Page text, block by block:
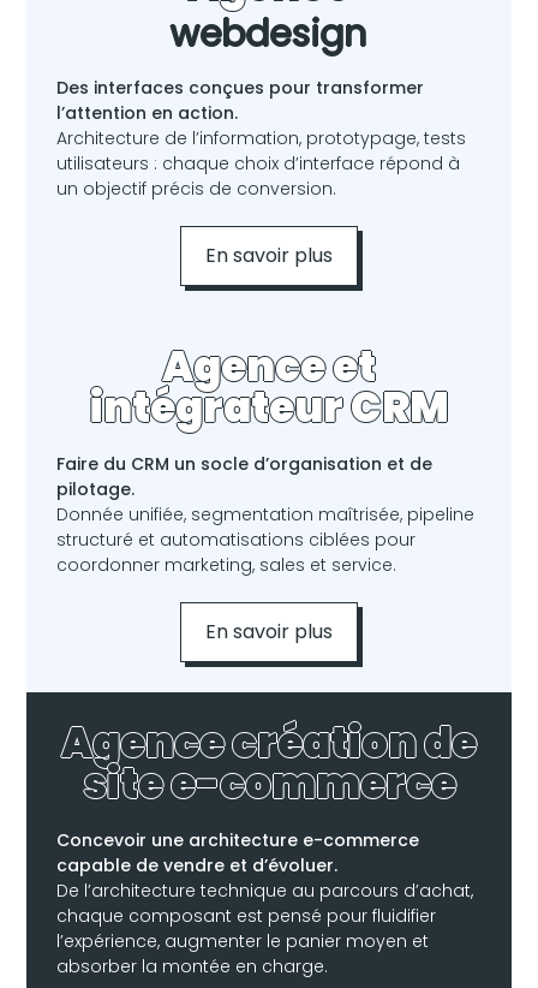
webdesign
Des interfaces conçues pour transformer
l’attention en action.
Architecture de l’information, prototypage, tests
utilisateurs : chaque choix d’interface répond à
un objectif précis de conversion.
En savoir plus
Agence et
intégrateur CRM
Faire du CRM un socle d’organisation et de
pilotage.
Donnée unifiée, segmentation maîtrisée, pipeline
structuré et automatisations ciblées pour
coordonner marketing, sales et service.
En savoir plus
Agence création de
site e-commerce
Concevoir une architecture e-commerce
capable de vendre et d’évoluer.
De l’architecture technique au parcours d’achat,
chaque composant est pensé pour fluidifier
l’expérience, augmenter le panier moyen et
absorber la montée en charge.